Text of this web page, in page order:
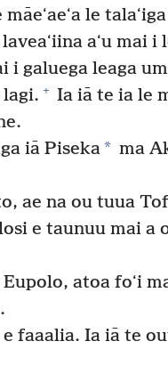
le
aʻu mai
i galuega leaga
lagi. + Ia iā te ia le
iā Piseka* ma
ae na ou tuua
e taunuu mai a
atoa foʻi
faaalia. Ia iā te